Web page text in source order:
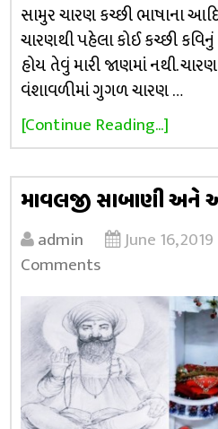
સામુર ચારણ કચ્છી ભાષાના
ચારણથી પહેલા કોઈ કચ્છી
હોય તેવું મારી જાણમાં નથી.
વંશાવળીમાં ગુગળ ચારણ …
[Continue Reading...]
માવલજી સાબાણી અને
admin June 16, 2019
Comments